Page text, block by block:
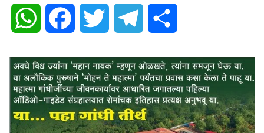
WhatsApp Facebook Twitter Telegram